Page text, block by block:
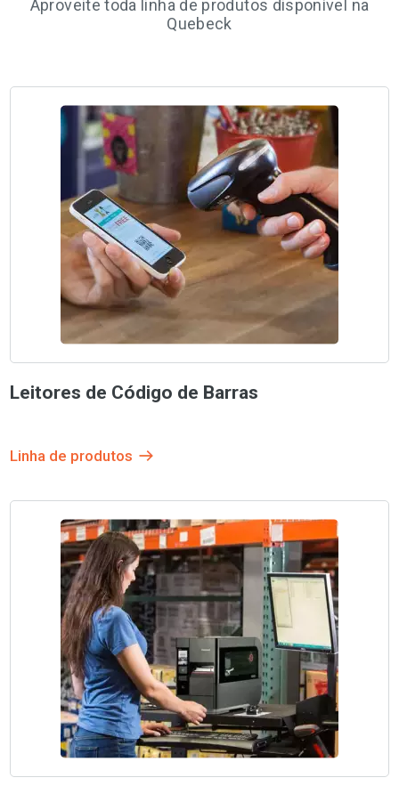
Aproveite toda linha de produtos disponível na
Quebeck
Leitores de Código de Barras
Linha de produtos